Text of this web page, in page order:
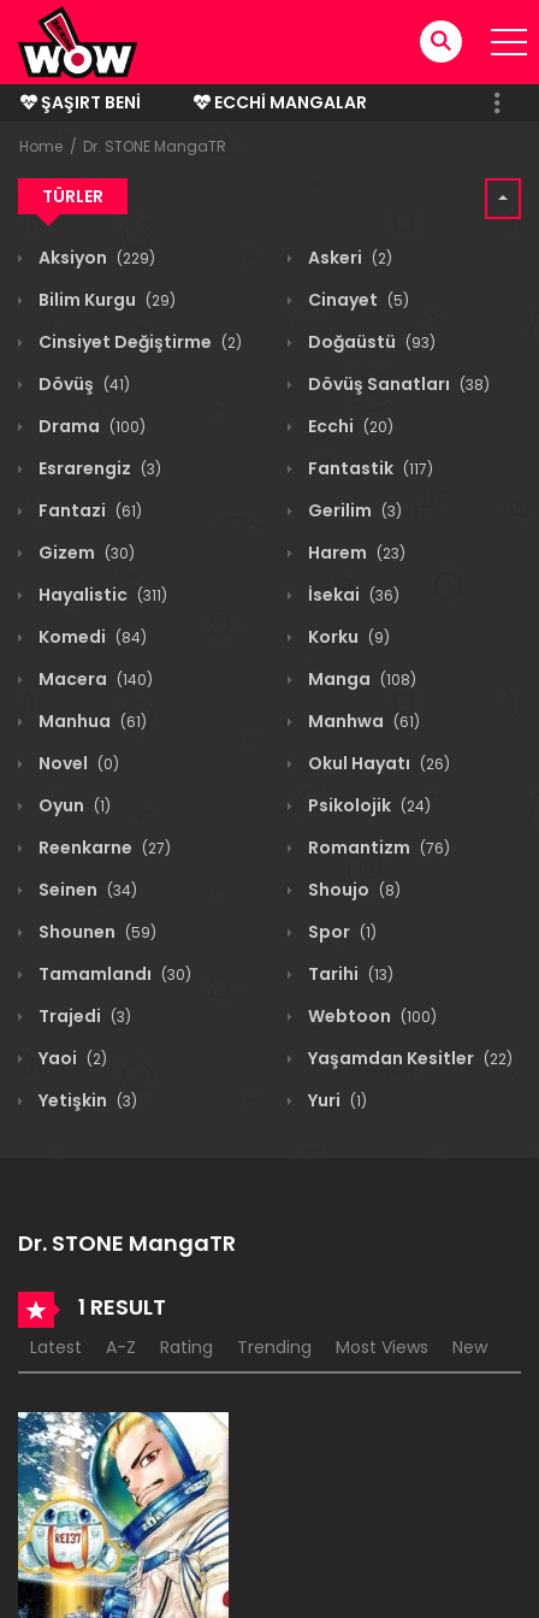
ŞAŞIRT BENI
ECCHI MANGALAR
BITMIŞ MANGALAR
Home Dr. STONE MangaTR
TÜRLER
Aksiyon (229) Askeri (2)
Bilim Kurgu (29) Cinayet (5)
Cinsiyet Değiştirme (2) Doğaüstü (93)
Dövüş (41) Dövüş Sanatları (38)
Drama (100) Ecchi (20)
Esrarengiz (3) Fantastik (117)
Fantazi (61) Gerilim (3)
Gizem (30) Harem (23)
Hayalistic (311) İsekai (36)
Komedi (84) Korku (9)
Macera (140) Manga (108)
Manhua (61) Manhwa (61)
Novel (0) Okul Hayatı (26)
Oyun (1) Psikolojik (24)
Reenkarne (27) Romantizm (76)
Seinen (34) Shoujo (8)
Shounen (59) Spor (1)
Tamamlandı (30) Tarihi (13)
Trajedi (3) Webtoon (100)
Yaoi (2) Yaşamdan Kesitler (22)
Yetişkin (3) Yuri (1)
Dr. STONE MangaTR
1 RESULT
Latest A-Z Rating Trending Most Views New